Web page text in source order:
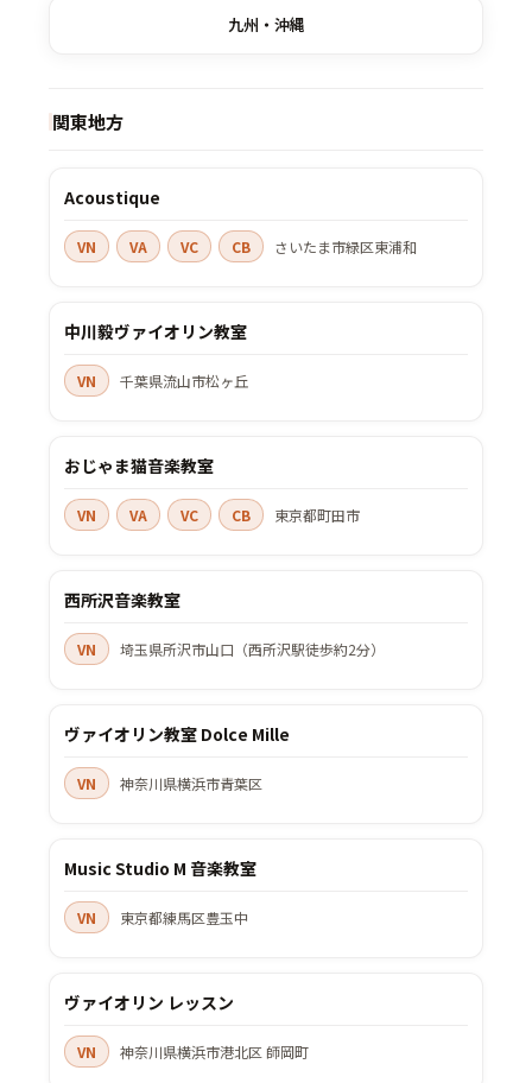
九州・沖縄
関東地方
Acoustique
VN VA VC CB さいたま市緑区東浦和
中川毅ヴァイオリン教室
VN 千葉県流山市松ヶ丘
おじゃま猫音楽教室
VN VA VC CB 東京都町田市
西所沢音楽教室
VN 埼玉県所沢市山口（西所沢駅徒歩約2分）
ヴァイオリン教室 Dolce Mille
VN 神奈川県横浜市青葉区
Music Studio M 音楽教室
VN 東京都練馬区豊玉中
ヴァイオリン レッスン
VN 神奈川県横浜市港北区 師岡町